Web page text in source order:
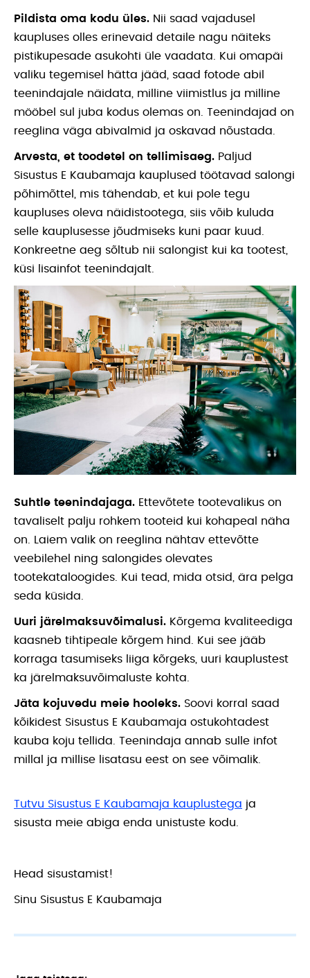
Pildista oma kodu üles. Nii saad vajadusel
kaupluses olles erinevaid detaile nagu näiteks
pistikupesade asukohti üle vaadata. Kui omapäi
valiku tegemisel hätta jääd, saad fotode abil
teenindajale näidata, milline viimistlus ja milline
mööbel sul juba kodus olemas on. Teenindajad on
reeglina väga abivalmid ja oskavad nõustada.
Arvesta, et toodetel on tellimisaeg. Paljud
Sisustus E Kaubamaja kauplused töötavad salongi
põhimõttel, mis tähendab, et kui pole tegu
kaupluses oleva näidistootega, siis võib kuluda
selle kauplusesse jõudmiseks kuni paar kuud.
Konkreetne aeg sõltub nii salongist kui ka tootest,
küsi lisainfot teenindajalt.
Suhtle teenindajaga. Ettevõtete tootevalikus on
tavaliselt palju rohkem tooteid kui kohapeal näha
on. Laiem valik on reeglina nähtav ettevõtte
veebilehel ning salongides olevates
tootekataloogides. Kui tead, mida otsid, ära pelga
seda küsida.
Uuri järelmaksuvõimalusi. Kõrgema kvaliteediga
kaasneb tihtipeale kõrgem hind. Kui see jääb
korraga tasumiseks liiga kõrgeks, uuri kauplustest
ka järelmaksuvõimaluste kohta.
Jäta kojuvedu meie hooleks. Soovi korral saad
kõikidest Sisustus E Kaubamaja ostukohtadest
kauba koju tellida. Teenindaja annab sulle infot
millal ja millise lisatasu eest on see võimalik.
Tutvu Sisustus E Kaubamaja kauplustega ja
sisusta meie abiga enda unistuste kodu.
Head sisustamist!
Sinu Sisustus E Kaubamaja